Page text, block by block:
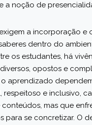
a noção de
a incorporação e
dentro do
os estudantes, há
opostos e
aprendizado
respeitoso e inclusivo,
conteúdos, mas que
para se concretizar. O